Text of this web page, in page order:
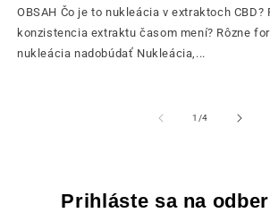
OBSAH Čo je to nukleácia v extraktoch CBD?
konzistencia extraktu časom mení? Rôzne
nukleácia nadobúdať Nukleácia,...
1 /z4
Prihláste sa na